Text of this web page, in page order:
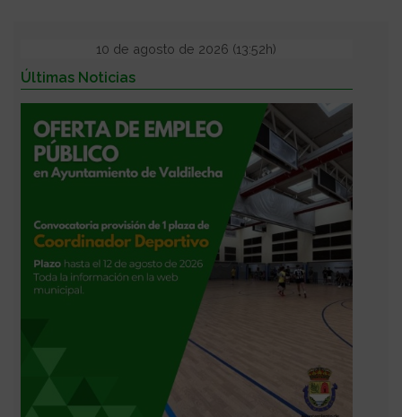
10 de agosto de 2026 (13:52h)
Últimas Noticias